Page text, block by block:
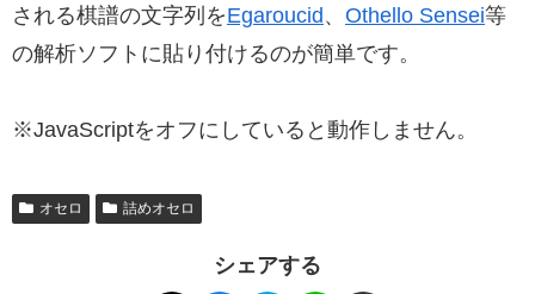
される棋譜の文字列をEgaroucid、 Othello Sensei等
の解析ソフトに貼り付けるのが簡単です。
※JavaScriptをオフにしていると動作しません。
オセロ 詰めオセロ
シェアする